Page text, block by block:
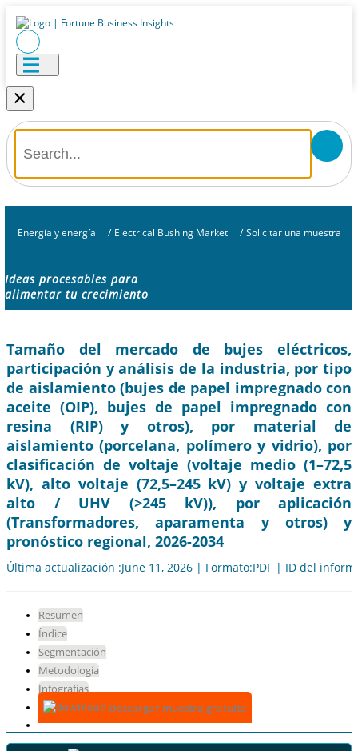
×
Energía y energía / Electrical Bushing Market / Solicitar una muestra
Ideas procesables para
alimentar tu crecimiento
Tamaño del mercado de bujes eléctricos,
participación y análisis de la industria, por tipo
de aislamiento (bujes de papel impregnado con
aceite (OIP), bujes de papel impregnado con
resina (RIP) y otros), por material de
aislamiento (porcelana, polímero y vidrio), por
clasificación de voltaje (voltaje medio (1–72,5
kV), alto voltaje (72,5–245 kV) y voltaje extra
alto / UHV (>245 kV)), por aplicación
(Transformadores, aparamenta y otros) y
pronóstico regional, 2026-2034
Última actualización :June 11, 2026 | Formato:PDF | ID del
Resumen
Índice
Segmentación
Metodología
Infografías
Descargar muestra gratuita